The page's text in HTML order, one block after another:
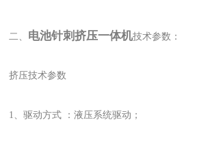
二、 电池针刺挤压一体机技术参数：
挤压技术参数
1、驱动方式 ：液压系统驱动；